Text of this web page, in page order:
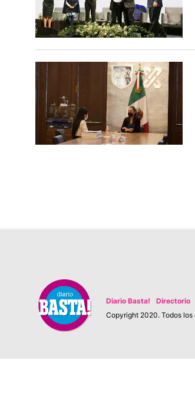
Diario Basta! Directorio
Copyright 2020. Todos los